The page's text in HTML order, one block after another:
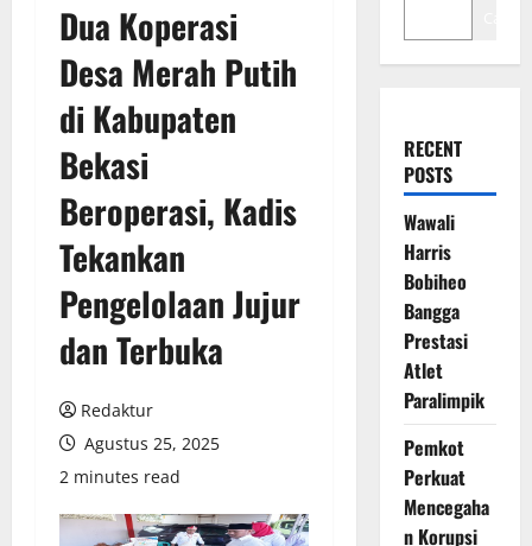
Dua Koperasi
Desa Merah Putih
di Kabupaten
Bekasi
Beroperasi, Kadis
Tekankan
Pengelolaan Jujur
dan Terbuka
Redaktur
Agustus 25, 2025
2 minutes read
RECENT
POSTS
Wawali
Harris
Bobiheo
Bangga
Prestasi
Atlet
Paralimpik
Pemkot
Perkuat
Mencegaha
n Korupsi